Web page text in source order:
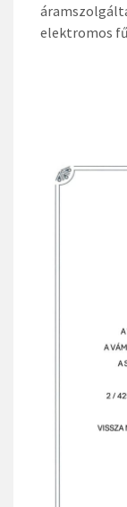
elektromos